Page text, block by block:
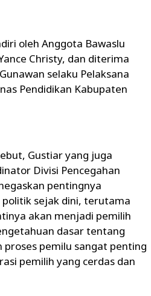
oleh Anggota Bawaslu
Christy, dan diterima
selaku Pelaksana
Pendidikan Kabupaten
Gustiar yang juga
Divisi Pencegahan
pentingnya
sejak dini, terutama
akan menjadi pemilih
dasar tentang
proses pemilu sangat penting
pemilih yang cerdas dan